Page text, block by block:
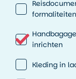
De indeling is
zonder alles uit te
stopt voor een
Ook prettig: de
afstanden relaxter,
formaliteiten
inrichten
Kleding in